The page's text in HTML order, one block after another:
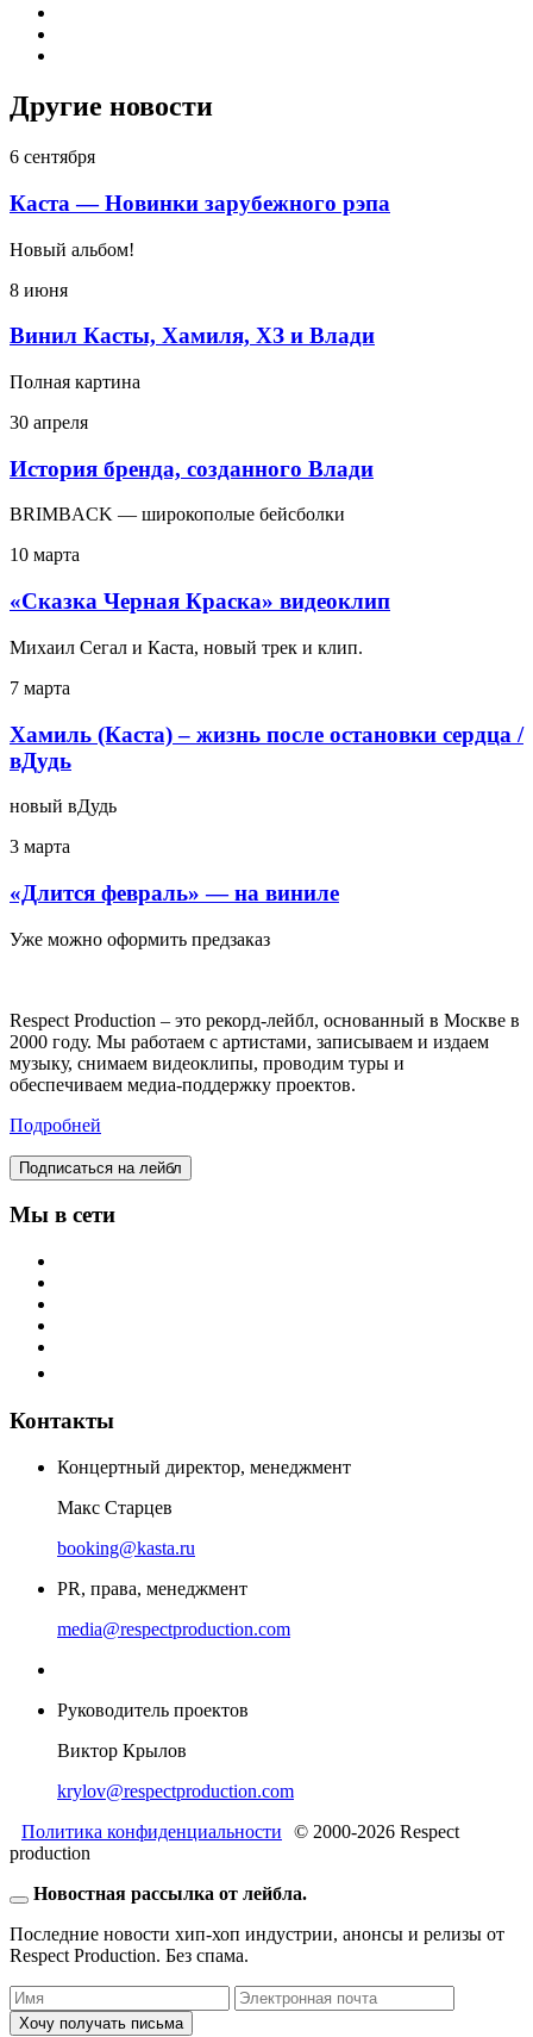
Другие новости
6 сентября
Каста — Новинки зарубежного рэпа
Новый альбом!
8 июня
Винил Касты, Хамиля, ХЗ и Влади
Полная картина
30 апреля
История бренда, созданного Влади
BRIMBACK — широкополые бейсболки
10 марта
«Сказка Черная Краска» видеоклип
Михаил Сегал и Каста, новый трек и клип.
7 марта
Хамиль (Каста) – жизнь после остановки сердца /
вДудь
новый вДудь
3 марта
«Длится февраль» — на виниле
Уже можно оформить предзаказ
Respect Production – это рекорд-лейбл, основанный в Москве в
2000 году. Мы работаем с артистами, записываем и издаем
музыку, снимаем видеоклипы, проводим туры и
обеспечиваем медиа-поддержку проектов.
Подробней
Подписаться на лейбл
Мы в сети
Контакты
Концертный директор, менеджмент
Макс Старцев
booking@kasta.ru
PR, права, менеджмент
media@respectproduction.com
Руководитель проектов
Виктор Крылов
krylov@respectproduction.com
Политика конфиденциальности
© 2000-2026 Respect
production
Новостная рассылка от лейбла.
Последние новости хип-хоп индустрии, анонсы и релизы от
Respect Production. Без спама.
Хочу получать письма